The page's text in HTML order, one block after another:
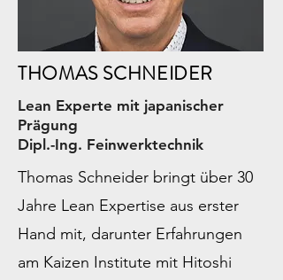
THOMAS SCHNEIDER
Lean Experte mit japanischer
Prägung
Dipl.-Ing. Feinwerktechnik
Thomas Schneider bringt über 30
Jahre Lean Expertise aus erster
Hand mit, darunter Erfahrungen
am Kaizen Institute mit Hitoshi